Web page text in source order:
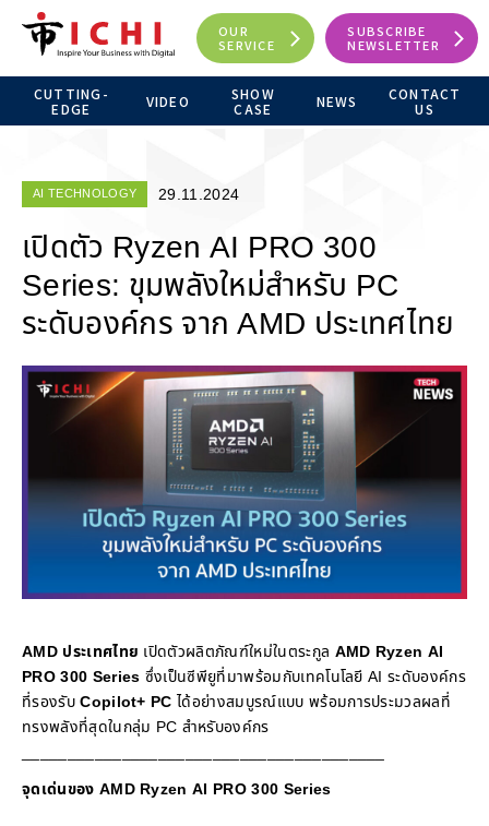
OUR
SERVICE
SUBSCRIBE
NEWSLETTER
CUTTING-
EDGE
VIDEO
SHOW
CASE
NEWS
CONTACT
US
AI TECHNOLOGY 29.11.2024
เปิดตัว Ryzen AI PRO 300
Series: ขุมพลังใหม่สำหรับ PC
ระดับองค์กร จาก AMD ประเทศไทย
AMD ประเทศไทย เปิดตัวผลิตภัณฑ์ใหม่ในตระกูล AMD Ryzen AI
PRO 300 Series ซึ่งเป็นซีพียูที่มาพร้อมกับเทคโนโลยี AI ระดับองค์กร
ที่รองรับCopilot+ PC ได้อย่างสมบูรณ์แบบ พร้อมการประมวลผลที่
ทรงพลังที่สุดในกลุ่ม PC สำหรับองค์กร
จุดเด่นของ AMD Ryzen AI PRO 300 Series